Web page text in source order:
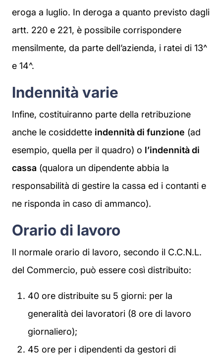
eroga a luglio. In deroga a quanto previsto dagli
artt. 220 e 221, è possibile corrispondere
mensilmente, da parte dell’azienda, i ratei di 13^
e 14^.
Indennità varie
Infine, costituiranno parte della retribuzione
anche le cosiddette indennità di funzione (ad
esempio, quella per il quadro) o l’indennità di
cassa (qualora un dipendente abbia la
responsabilità di gestire la cassa ed i contanti e
ne risponda in caso di ammanco).
Orario di lavoro
Il normale orario di lavoro, secondo il C.C.N.L.
del Commercio, può essere così distribuito:
40 ore distribuite su 5 giorni: per la
generalità dei lavoratori (8 ore di lavoro
giornaliero);
45 ore per i dipendenti da gestori di